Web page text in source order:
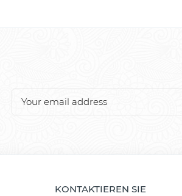
KONTAKTIEREN SIE